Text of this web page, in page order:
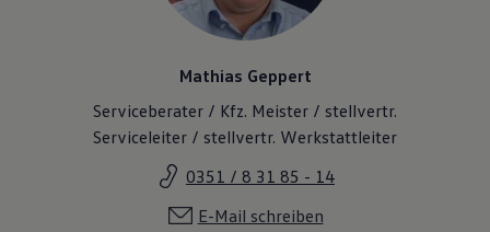
Mathias Geppert
Serviceberater / Kfz. Meister / stellvertr.
Serviceleiter / stellvertr. Werkstattleiter
0351 / 8 31 85 - 14
E-Mail schreiben